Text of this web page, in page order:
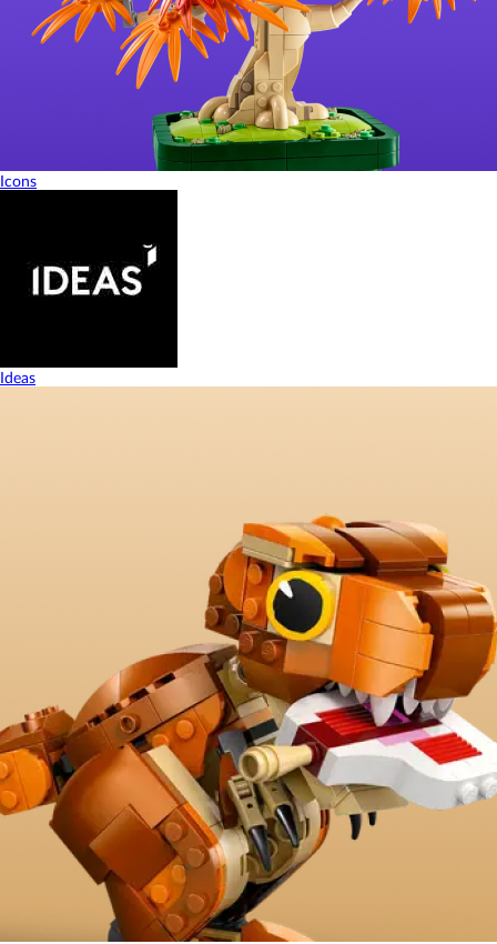
Icons
Ideas